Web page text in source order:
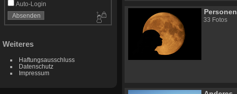
Auto-Login
Weiteres
Haftungsausschluss
Datenschutz
Impressum
Personen
33 Fotos